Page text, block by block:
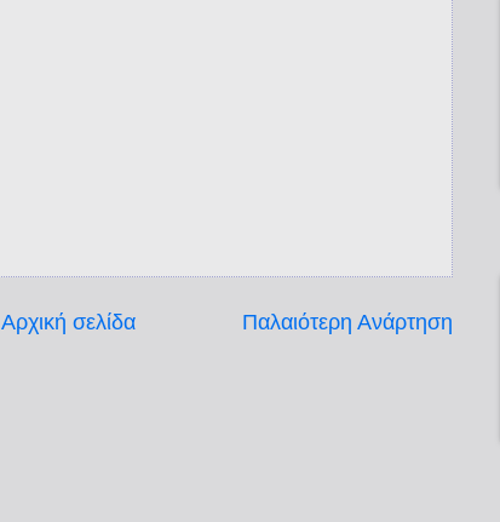
Παλαιότερη Ανάρτηση
Αρχική σελίδα